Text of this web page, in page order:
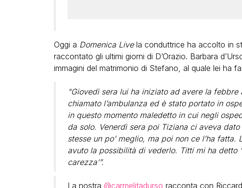
Oggi a Domenica Livela conduttrice ha accolto in
raccontato gli ultimi giorni di D’Orazio. Barbara
immagini del matrimonio di Stefano, al quale lei ha
“Giovedì sera lui ha iniziato ad avere la
chiamato l’ambulanza ed è stato portato in
in questo momento maledetto in cui negli
da solo. Venerdì sera poi Tiziana ci aveva
stesse un po’ meglio, ma poi non ce l’ha
avuto la possibilità di vederlo. Titti mi ha detto
carezza’”.
La nostra @carmelitadurso racconta con